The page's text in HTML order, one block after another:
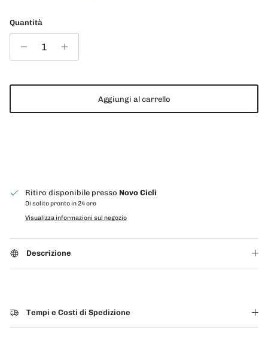
Quantità
Aggiungi al carrello
Ritiro disponibile presso Novo Cicli
Di solito pronto in 24 ore
Visualizza informazioni sul negozio
Descrizione
Tempi e Costi di Spedizione